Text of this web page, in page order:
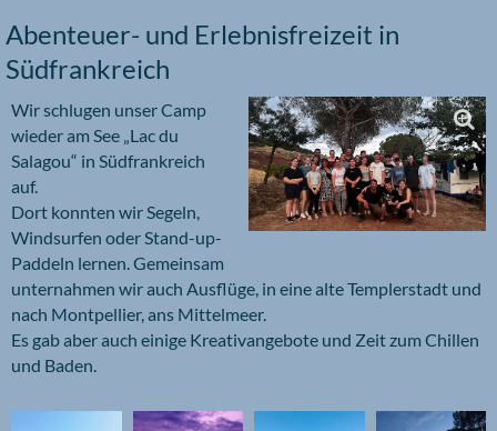
Abenteuer- und Erlebnisfreizeit in
Südfrankreich
Wir schlugen unser Camp
wieder am See „Lac du
Salagou“ in Südfrankreich
auf.
Dort konnten wir Segeln,
Windsurfen oder Stand-up-
Paddeln lernen. Gemeinsam
unternahmen wir auch Ausflüge, in eine alte Templerstadt und
nach Montpellier, ans Mittelmeer.
Es gab aber auch einige Kreativangebote und Zeit zum Chillen
und Baden.